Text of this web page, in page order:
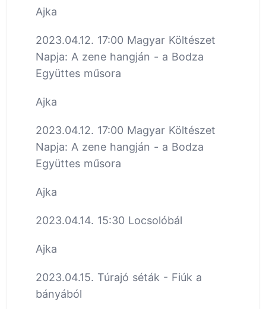
Ajka
2023.04.12. 17:00 Magyar Költészet
Napja: A zene hangján - a Bodza
Együttes műsora
Ajka
2023.04.12. 17:00 Magyar Költészet
Napja: A zene hangján - a Bodza
Együttes műsora
Ajka
2023.04.14. 15:30 Locsolóbál
Ajka
2023.04.15. Túrajó séták - Fiúk a
bányából